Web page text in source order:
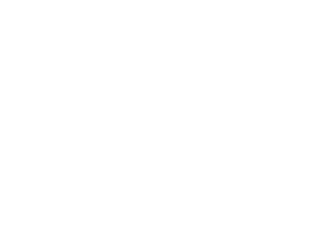
させていただ
き作成されるも
です。
です。
ず変更すること
1000ppm以下、
下、フタル酸ジブチ
貨物等」とい
要な手段を講じ